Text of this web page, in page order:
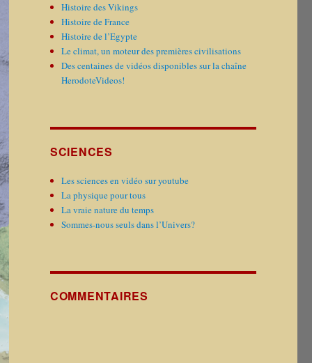
Histoire des Vikings
Histoire de France
Histoire de l’Egypte
Le climat, un moteur des premières civilisations
Des centaines de vidéos disponibles sur la chaîne
HerodoteVideos!
SCIENCES
Les sciences en vidéo sur youtube
La physique pour tous
La vraie nature du temps
Sommes-nous seuls dans l’Univers?
COMMENTAIRES